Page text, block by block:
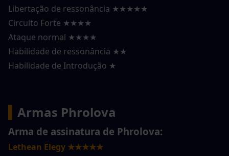
Libertação de ressonância ★★★★★
Circuito Forte ★★★★
Ataque normal ★★★★
Habilidade de ressonância ★★
Habilidade de Introdução ★
Armas Phrolova
Arma de assinatura de Phrolova:
Lethean Elegy ★★★★★